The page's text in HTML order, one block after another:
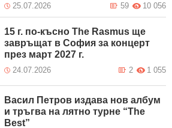
25.07.2026 10 056
59
15 г. по-късно The Rasmus ще
завръщат в София за концерт
през март 2027 г.
24.07.2026 1 055
2
Васил Петров издава нов албум
и тръгва на лятно турне “The
Best”